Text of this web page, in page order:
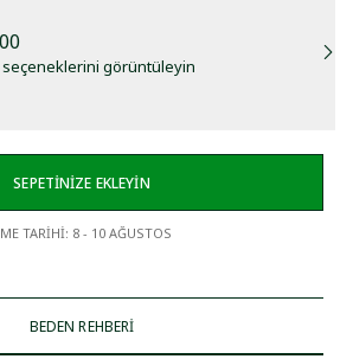
görüntüleyin
SEPETİNİZE EKLEYİN
TARİHİ: 8 - 10 AĞUSTOS
BEDEN REHBERİ